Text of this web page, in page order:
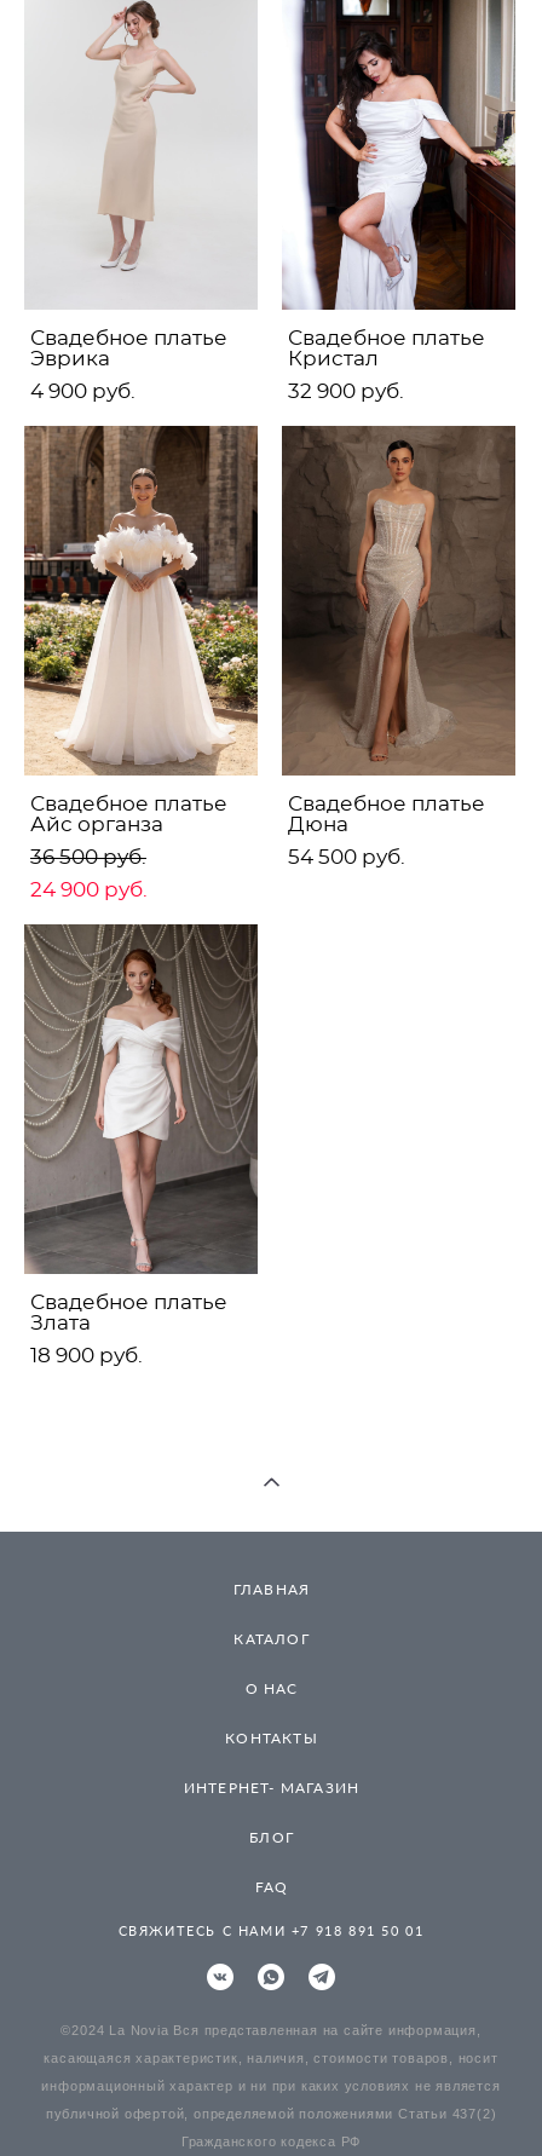
Свадебное платье
Эврика
4 900 pуб.
Свадебное платье
Кристал
32 900 pуб.
Свадебное платье
Айс органза
36 500 pуб.
24 900 pуб.
Свадебное платье
Дюна
54 500 pуб.
Свадебное платье
Злата
18 900 pуб.
ГЛАВНАЯ
КАТАЛОГ
О НАС
КОНТАКТЫ
ИНТЕРНЕТ- МАГАЗИН
БЛОГ
FAQ
СВЯЖИТЕСЬ С НАМИ +7 918 891 50 01
©2024 La Novia Вся представленная на сайте информация,
касающаяся характеристик, наличия, стоимости товаров, носит
информационный характер и ни при каких условиях не является
публичной офертой, определяемой положениями Статьи 437(2)
Гражданского кодекса РФ